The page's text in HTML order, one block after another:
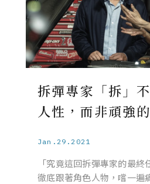
拆彈專家「拆」
人性，而非頑強
Jan.29.2021
「究竟這回拆彈專家的最
徹底跟著角色人物，嚐一遍